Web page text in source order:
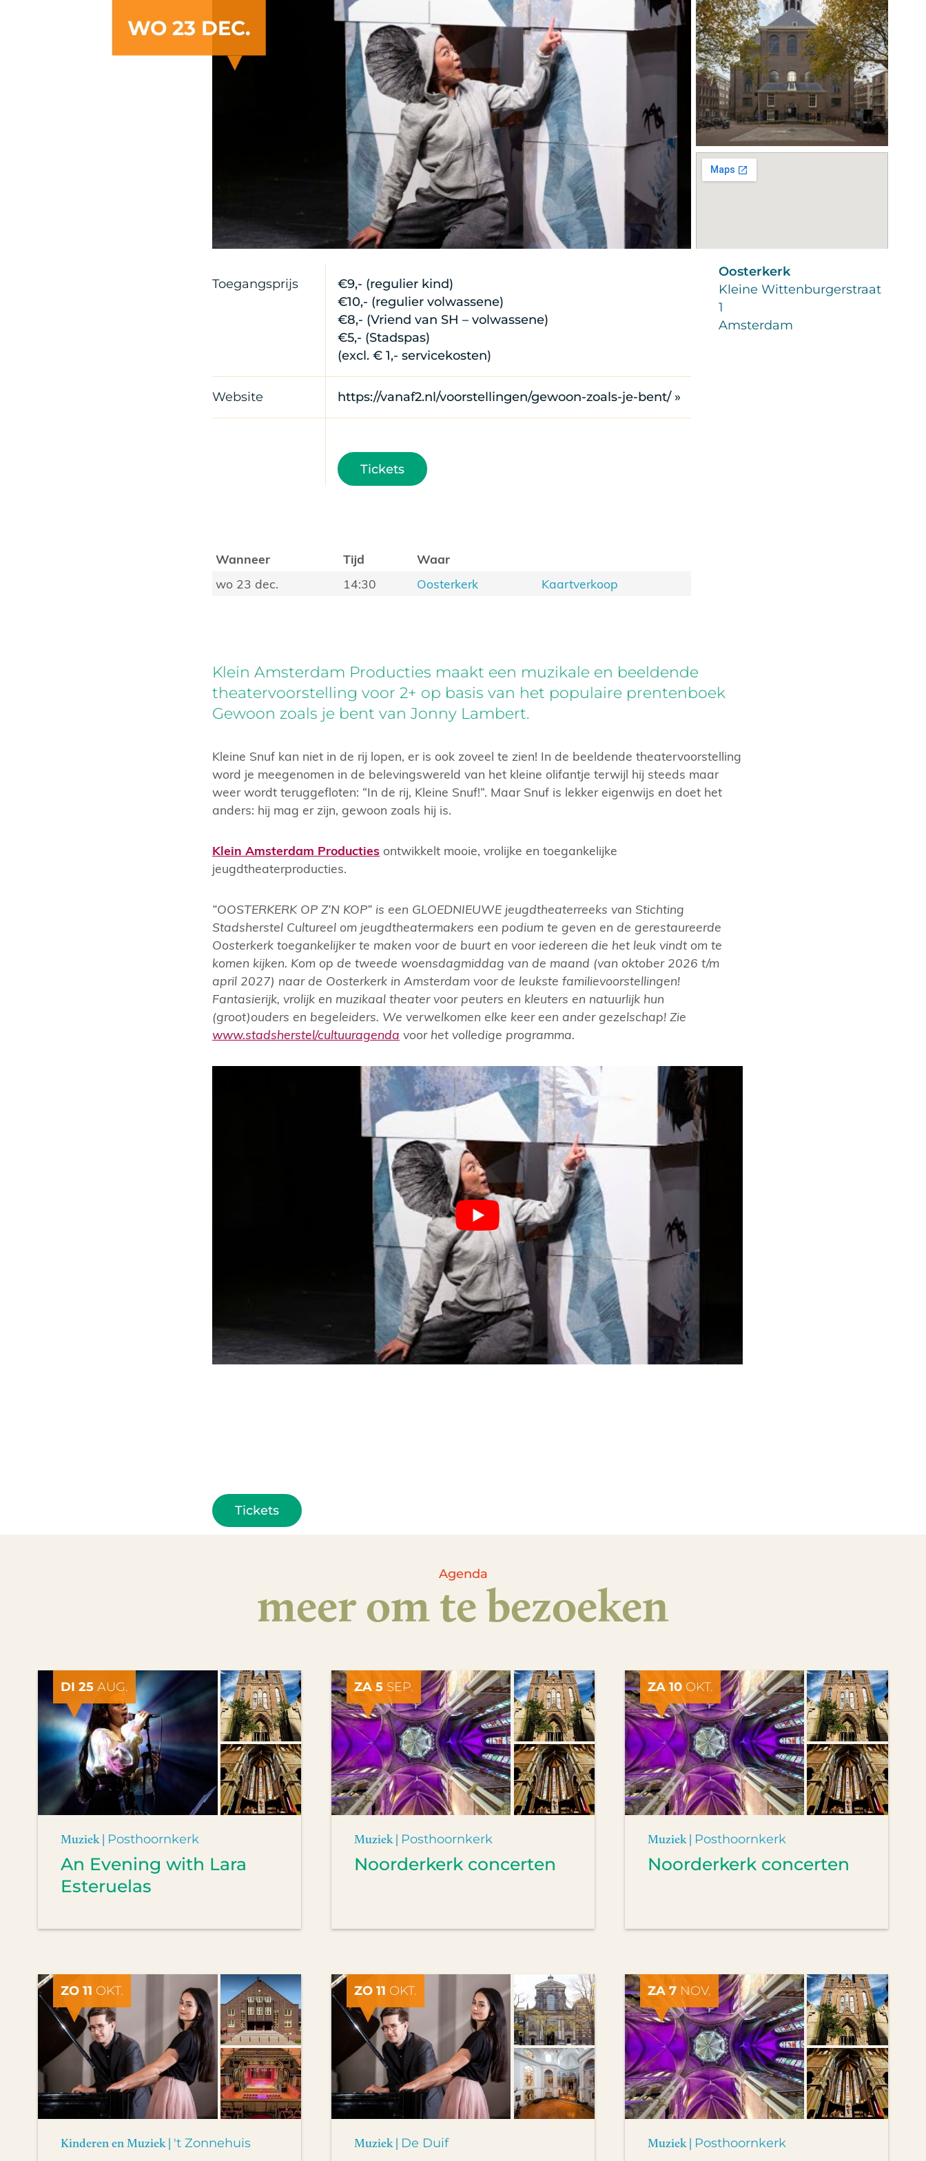
WO 23 DEC.
Toegangsprijs
€9,- (regulier kind)
€10,- (regulier volwassene)
€8,- (Vriend van SH – volwassene)
€5,- (Stadspas)
(excl. € 1,- servicekosten)
Website https://vanaf2.nl/voorstellingen/gewoon-zoals-je-bent/ »
Tickets
Wanneer Tijd
Waar
wo 23 dec.
14:30 Oosterkerk Kaartverkoop
Oosterkerk
Kleine Wittenburgerstraat
1
Amsterdam
Klein Amsterdam Producties maakt een muzikale en beeldende
theatervoorstelling voor 2+ op basis van het populaire prentenboek
Gewoon zoals je bent van Jonny Lambert.
Kleine Snuf kan niet in de rij lopen, er is ook zoveel te zien! In de beeldende theatervoorstelling
word je meegenomen in de belevingswereld van het kleine olifantje terwijl hij steeds maar
weer wordt teruggefloten: “In de rij, Kleine Snuf!”. Maar Snuf is lekker eigenwijs en doet het
anders: hij mag er zijn, gewoon zoals hij is.
Klein Amsterdam Producties ontwikkelt mooie, vrolijke en toegankelijke
jeugdtheaterproducties.
“OOSTERKERK OP Z’N KOP” is een GLOEDNIEUWE jeugdtheaterreeks van Stichting
Stadsherstel Cultureel om jeugdtheatermakers een podium te geven en de gerestaureerde
Oosterkerk toegankelijker te maken voor de buurt en voor iedereen die het leuk vindt om te
komen kijken. Kom op de tweede woensdagmiddag van de maand (van oktober 2026 t/m
april 2027) naar de Oosterkerk in Amsterdam voor de leukste familievoorstellingen!
Fantasierijk, vrolijk en muzikaal theater voor peuters en kleuters en natuurlijk hun
(groot)ouders en begeleiders. We verwelkomen elke keer een ander gezelschap! Zie
www.stadsherstel/cultuuragenda voor het volledige programma.
Tickets
Agenda
meer om te bezoeken
DI 25 AUG.
Muziek | Posthoornkerk
An Evening with Lara
Esteruelas
ZA 5SEP.
Muziek | Posthoornkerk
Noorderkerk concerten
ZA 10OKT.
Muziek | Posthoornkerk
Noorderkerk concerten
ZO 11 OKT.
Kinderen en Muziek | 't Zonnehuis
ZO 11 OKT.
Muziek | De Duif
ZA 7NOV.
Muziek | Posthoornkerk